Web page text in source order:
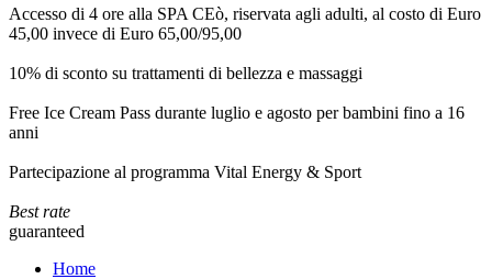
Accesso di 4 ore alla SPA CEò, riservata agli adulti, al costo di Euro
45,00 invece di Euro 65,00/95,00
10% di sconto su trattamenti di bellezza e massaggi
Free Ice Cream Pass durante luglio e agosto per bambini fino a 16
anni
Partecipazione al programma Vital Energy & Sport
Best rate
guaranteed
Home